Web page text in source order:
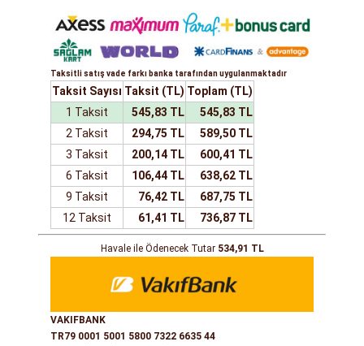
Taksitli satış vade farkı banka tarafından uygulanmaktadır
Taksit Sayısı Taksit (TL) Toplam (TL)
1 Taksit
545,83 TL
545,83 TL
2 Taksit
294,75 TL
589,50 TL
3 Taksit
200,14 TL
600,41 TL
6 Taksit
106,44 TL
638,62 TL
9 Taksit
76,42 TL
687,75 TL
12 Taksit
61,41 TL 736,87 TL
Havale ile Ödenecek Tutar 534,91 TL
VAKIFBANK
TR79 0001 5001 5800 7322 6635 44